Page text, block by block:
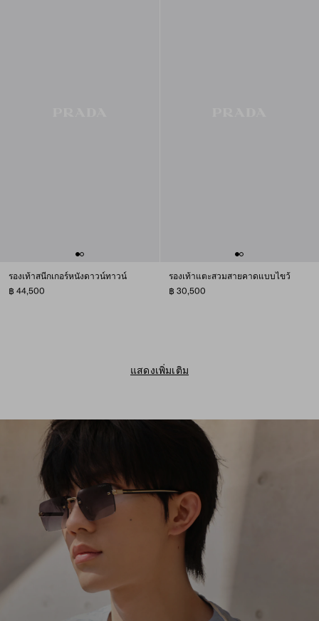
รองเท้าสนีกเกอร์หนังดาวน์ทาวน์
฿ 44,500
รองเท้าแตะสวมสายคาดแบบไขว้
฿ 30,500
แสดงเพิ่มเติม